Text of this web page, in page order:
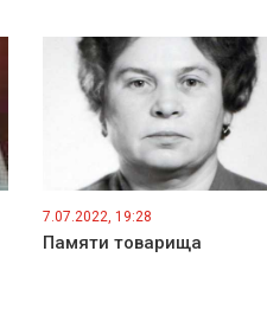
7.07.2022, 19:28
Памяти товарища